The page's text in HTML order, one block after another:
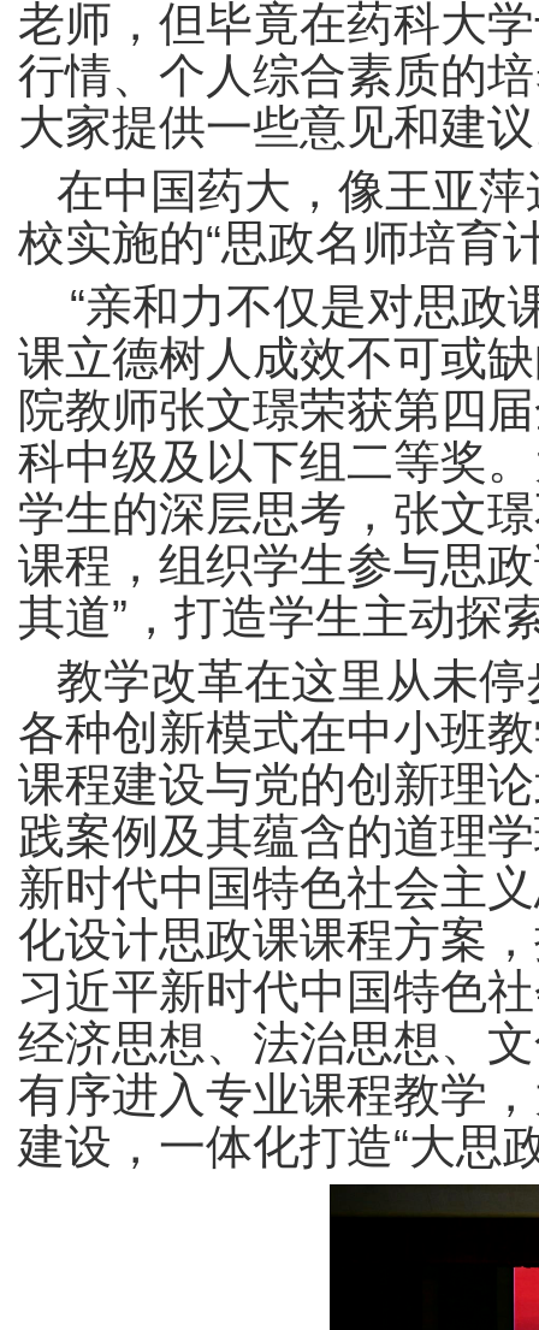
老师，但毕竟在药科大
行情、个人综合素质的
大家提供一些意见和建
在中国药大，像王亚
校实施的“思政名师培育
“亲和力不仅是对思政
课立德树人成效不可或
院教师张文璟荣获第四
科中级及以下组二等奖
学生的深层思考，张文
课程，组织学生参与思
其道”，打造学生主动探
教学改革在这里从未
各种创新模式在中小班
课程建设与党的创新理
践案例及其蕴含的道理
新时代中国特色社会主
化设计思政课课程方案
习近平新时代中国特色
经济思想、法治思想、
有序进入专业课程教学
建设，一体化打造“大思